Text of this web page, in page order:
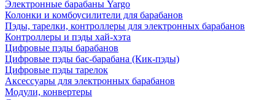
Электронные барабаны Yargo
Колонки и комбоусилители для барабанов
Пэды, тарелки, контроллеры для электронных барабанов
Контроллеры и пэды хай-хэта
Цифровые пэды барабанов
Цифровые пэды бас-барабана (Кик-пэды)
Цифровые пэды тарелок
Аксессуары для электронных барабанов
Модули, конвертеры